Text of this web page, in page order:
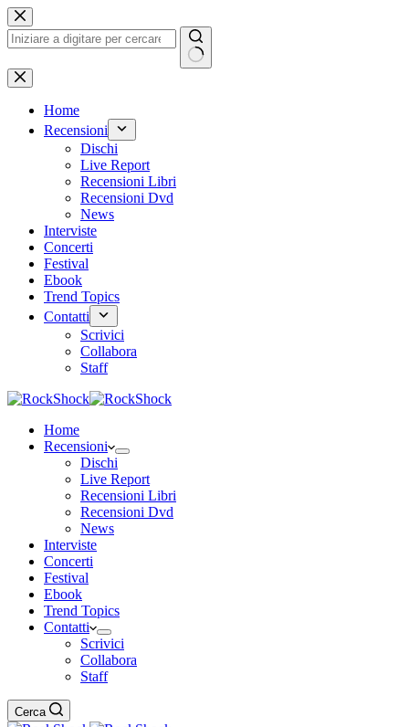
Salta
al
contenuto
Nessun
risultato
Home
Recensioni
Dischi
Live Report
Recensioni Libri
Recensioni Dvd
News
Interviste
Concerti
Festival
Ebook
Trend Topics
Contatti
Scrivici
Collabora
Staff
Home
Recensioni
Dischi
Live Report
Recensioni Libri
Recensioni Dvd
News
Interviste
Concerti
Festival
Ebook
Trend Topics
Contatti
Scrivici
Collabora
Staff
Cerca